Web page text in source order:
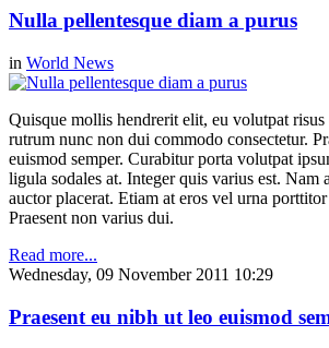
Nulla pellentesque diam a purus
in World News
Quisque mollis hendrerit elit, eu volutpat risus
rutrum nunc non dui commodo consectetur.
euismod semper. Curabitur porta volutpat
ligula sodales at. Integer quis varius est. Nam
auctor placerat. Etiam at eros vel urna
Praesent non varius dui.
Read more...
Wednesday, 09 November 2011 10:29
Praesent eu nibh ut leo euismod